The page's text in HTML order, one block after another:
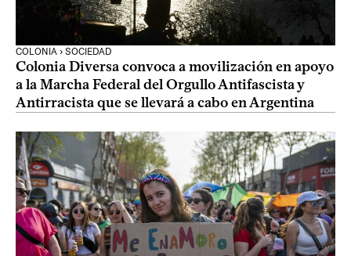
COLONIA › SOCIEDAD
Colonia Diversa convoca a movilización en apoyo
a la Marcha Federal del Orgullo Antifascista y
Antirracista que se llevará a cabo en Argentina